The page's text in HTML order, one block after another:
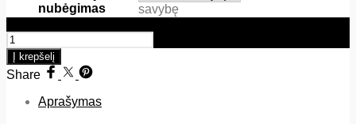
nubėgimas
savybę
Į krepšelį
Share
Aprašymas